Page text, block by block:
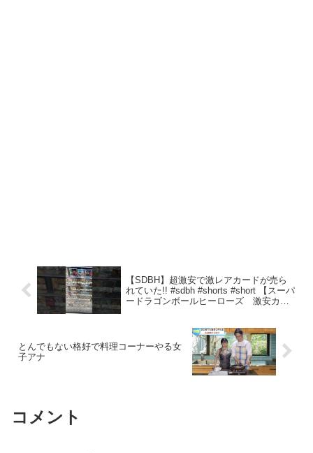
【SDBH】超激安で激レアカードが売ら
れていた!! #sdbh #shorts #short 【スーパ
ードラゴンボールヒーローズ 激安カー
とんでもない格好で料理コーナーやる女
子アナ
コメント